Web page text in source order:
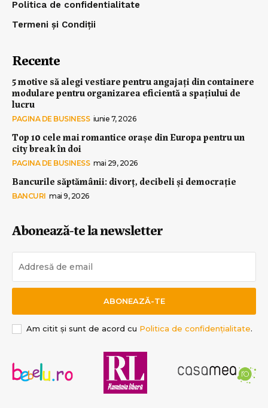
Politica de confidentialitate
Termeni și Condiții
Recente
5 motive să alegi vestiare pentru angajați din containere
modulare pentru organizarea eficientă a spațiului de
lucru
PAGINA DE BUSINESS iunie 7, 2026
Top 10 cele mai romantice orașe din Europa pentru un
city break în doi
PAGINA DE BUSINESS mai 29, 2026
Bancurile săptămânii: divorț, decibeli și democrație
BANCURI mai 9, 2026
Abonează-te la newsletter
ABONEAZĂ-TE
Am citit și sunt de acord cu Politica de confidențialitate.